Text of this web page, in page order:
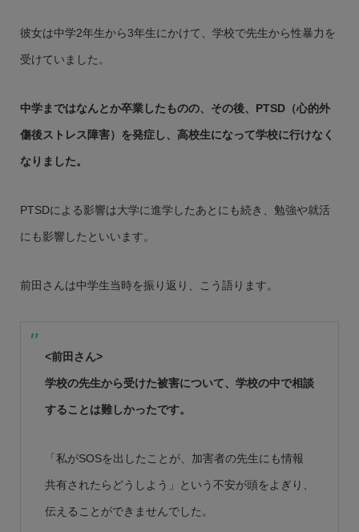
彼女は中学2年生から3年生にかけて、学校で先生から性暴力を
受けていました。
中学まではなんとか卒業したものの、その後、PTSD（心的外
傷後ストレス障害）を発症し、高校生になって学校に行けなく
なりました。
PTSDによる影響は大学に進学したあとにも続き、勉強や就活
にも影響したといいます。
前田さんは中学生当時を振り返り、こう語ります。
<前田さん>
学校の先生から受けた被害について、学校の中で相談
することは難しかったです。
「私がSOSを出したことが、加害者の先生にも情報
共有されたらどうしよう」という不安が頭をよぎり、
伝えることができませんでした。